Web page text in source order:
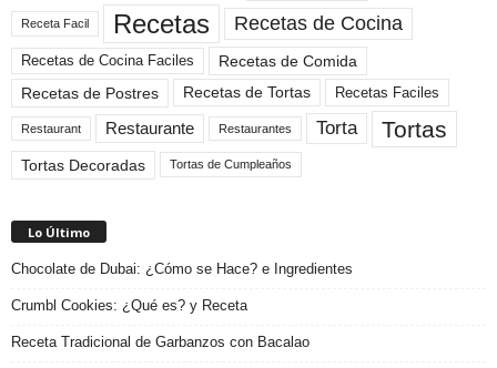
Receta Facil Recetas Recetas de Cocina
Recetas de Cocina Faciles
Recetas de Comida
Recetas de Postres
Recetas de Tortas Recetas Faciles
Restaurant Restaurante Restaurantes Torta Tortas
Tortas Decoradas Tortas de Cumpleaños
Lo Último
Chocolate de Dubai: ¿Cómo se Hace? e Ingredientes
Crumbl Cookies: ¿Qué es? y Receta
Receta Tradicional de Garbanzos con Bacalao